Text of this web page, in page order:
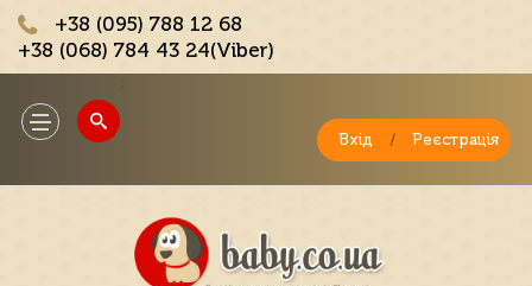
+38 (095) 788 12 68
+38 (068) 784 43 24(Viber)
Toggle
navigation
Вхід / Реєстрація